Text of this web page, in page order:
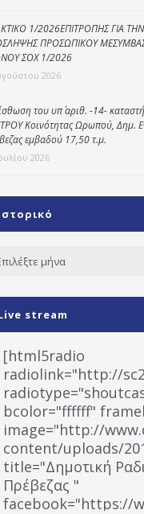
1/2026ΕΠΙΤΡΟΠΗΣ ΓΙΑ
ΠΡΟΣΩΠΙΚΟΥ
ΣΟΧ 1/2026
2026
του υπ΄ αριθ. -14-
Κοινότητας Ωρωπού, Δημ.
εμβαδού 17,50 τ.μ.
2026
stream
[html5radio
radiolink="http://
bcolor="ffffff"
image="http://
content/uploads/
title="Δημοτική
Πρέβεζας "
facebook="https://